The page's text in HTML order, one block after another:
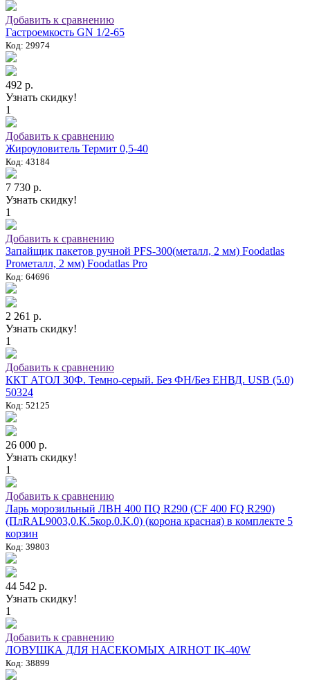
Добавить к сравнению
Гастроемкость GN 1/2-65
Код: 29974
492 р.
Узнать скидку!
1
Добавить к сравнению
Жироуловитель Термит 0,5-40
Код: 43184
7 730 р.
Узнать скидку!
1
Добавить к сравнению
Запайщик пакетов ручной PFS-300(металл, 2 мм) Foodatlas
Proметалл, 2 мм) Foodatlas Pro
Код: 64696
2 261 р.
Узнать скидку!
1
Добавить к сравнению
ККТ АТОЛ 30Ф. Темно-серый. Без ФН/Без ЕНВД. USB (5.0)
50324
Код: 52125
26 000 р.
Узнать скидку!
1
Добавить к сравнению
Ларь морозильный ЛВН 400 ПQ R290 (СF 400 FQ R290)
(ПлRAL9003,0.K.5кор.0.K.0) (корона красная) в комплекте 5
корзин
Код: 39803
44 542 р.
Узнать скидку!
1
Добавить к сравнению
ЛОВУШКА ДЛЯ НАСЕКОМЫХ AIRHOT IK-40W
Код: 38899